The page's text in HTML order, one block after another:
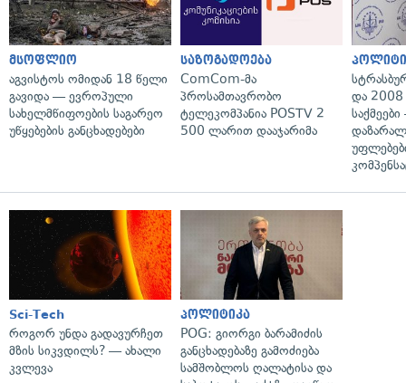
მსოფლიო
აგვისტოს ომიდან 18 წელი
გავიდა — ევროპული
სახელმწიფოების საგარეო
უწყებების განცხადებები
საზოგადოება
ComCom-მა
პროსამთავრობო
ტელეკომპანია POSTV 2
500 ლარით დააჯარიმა
და 2008
Sci-Tech
როგორ უნდა გადავურჩეთ
მზის სიკვდილს? — ახალი
კვლევა
პოლიტიკა
POG: გიორგი ბარამიძის
განცხადებაზე გამოძიება
სამშობლოს ღალატისა და